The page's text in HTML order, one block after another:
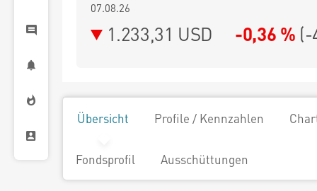
07.08.26
1.233,31 USD -0,36 % (-
Übersicht Profile / Kennzahlen
Fondsprofil Ausschüttungen